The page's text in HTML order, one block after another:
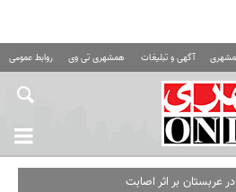
آگهی و تبلیغات همشهری تی وی روابط عمومی
عربستان بر اثر اصابت موشک